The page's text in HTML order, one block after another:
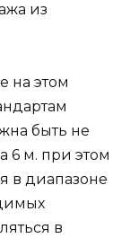
из
на этом
быть не
6 м. при этом
в диапазоне
в